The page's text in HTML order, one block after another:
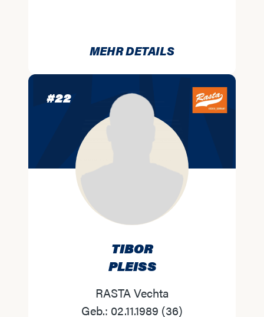
MEHR DETAILS
#22
TIBOR
PLEISS
RASTA Vechta
Geb.: 02.11.1989 (36)